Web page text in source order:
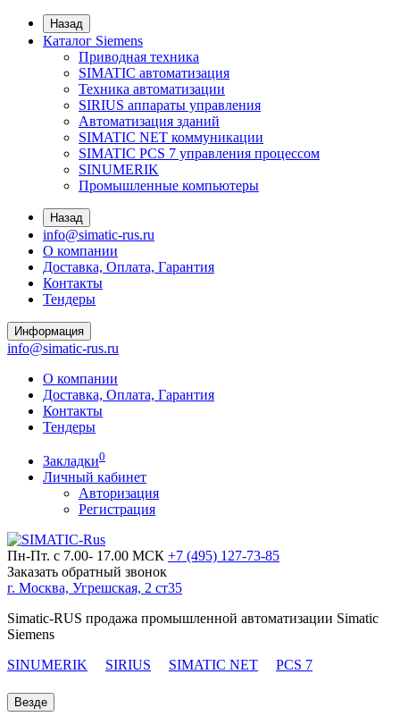
Назад
Каталог Siemens
Приводная техника
SIMATIC автоматизация
Техника автоматизации
SIRIUS аппараты управления
Автоматизация зданий
SIMATIC NET коммуникации
SIMATIC PCS 7 управления процессом
SINUMERIK
Промышленные компьютеры
Назад
info@simatic-rus.ru
О компании
Доставка, Оплата, Гарантия
Контакты
Тендеры
Информация
info@simatic-rus.ru
О компании
Доставка, Оплата, Гарантия
Контакты
Тендеры
Закладки0
Личный кабинет
Авторизация
Регистрация
Пн-Пт. с 7.00- 17.00 МСК +7 (495) 127-73-85
Заказать обратный звонок
г. Москва, Угрешская, 2 ст35
Simatic-RUS продажа промышленной автоматизации Simatic
Siemens
SINUMERIK
SIRIUS SIMATIC NET PCS 7
Везде